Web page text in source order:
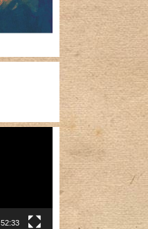
52:33